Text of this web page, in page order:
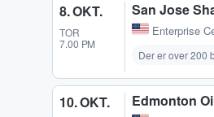
8. OKT.
TOR
7.00 PM
San Jose
Enterprise
Der er over 200
10. OKT. Edmonton